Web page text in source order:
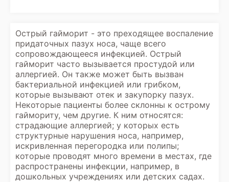
Острый гайморит - это преходящее воспаление
придаточных пазух носа, чаще всего
сопровождающееся инфекцией. Острый
гайморит часто вызывается простудой или
аллергией. Он также может быть вызван
бактериальной инфекцией или грибком,
которые вызывают отек и закупорку пазух.
Некоторые пациенты более склонны к острому
гаймориту, чем другие. К ним относятся:
страдающие аллергией; у которых есть
структурные нарушения носа, например,
искривленная перегородка или полипы;
которые проводят много времени в местах, где
распространены инфекции, например, в
дошкольных учреждениях или детских садах.